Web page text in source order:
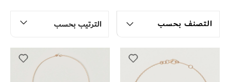
التصنف بحسب الترتيب بحسب